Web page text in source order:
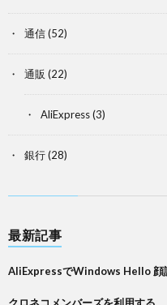
通信(52)
通販 (22)
AliExpress(3)
銀行(28)
最新記事
AliExpressでWindows Hello 顔